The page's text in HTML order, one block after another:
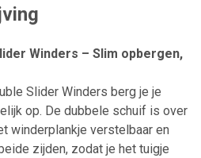
Winders – Slim opbergen,
Slider Winders berg je je
op. De dubbele schuif is over
winderplankje verstelbaar en
zijden, zodat je het tuigje